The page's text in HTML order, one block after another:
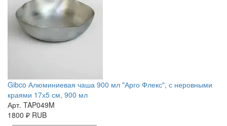
Gibco Алюминиевая чаша 900 мл "Арго Флекс", с неровными
краями 17х5 см, 900 мл
Арт. TAP049M
1800 ₽ RUB